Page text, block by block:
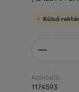
Külső
Azonosító:
1174593